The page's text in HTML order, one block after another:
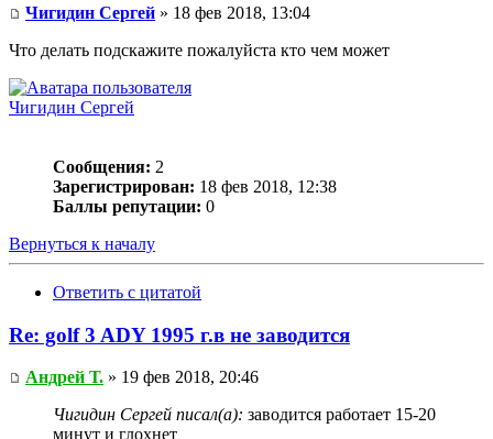
Чигидин Сергей » 18 фев 2018, 13:04
Что делать подскажите пожалуйста кто чем может
Чигидин Сергей
Сообщения: 2
Зарегистрирован: 18 фев 2018, 12:38
Баллы репутации: 0
Вернуться к началу
Ответить с цитатой
Re: golf 3 ADY 1995 г.в не заводится
Андрей Т. » 19 фев 2018, 20:46
Чигидин Сергей писал(а): заводится работает 15-20
минут и глохнет